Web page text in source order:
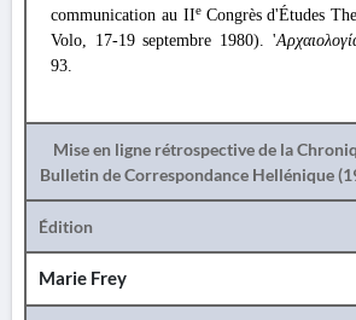
communication au IIe Congrès d'Études
Volo, 17-19 septembre 1980). '
93.
Mise en ligne rétrospective de la
Bulletin de Correspondance Hellénique
Édition
Marie Frey